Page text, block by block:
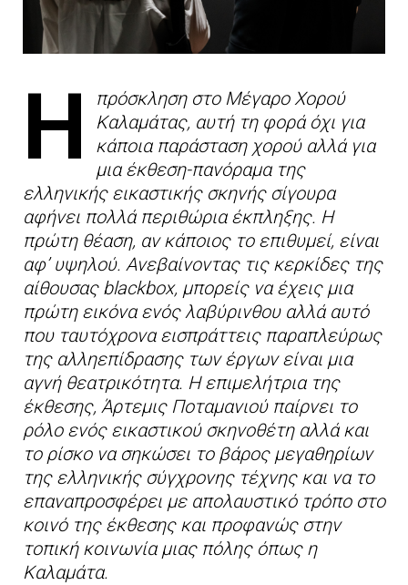
Η
πρόσκληση στο Μέγαρο Χορού
Καλαμάτας, αυτή τη φορά όχι για
κάποια παράσταση χορού αλλά για
μια έκθεση-πανόραμα της
ελληνικής εικαστικής σκηνής σίγουρα
αφήνει πολλά περιθώρια έκπληξης. Η
πρώτη θέαση, αν κάποιος το επιθυμεί, είναι
αφ’ υψηλού. Ανεβαίνοντας τις κερκίδες της
αίθουσας blackbox, μπορείς να έχεις μια
πρώτη εικόνα ενός λαβύρινθου αλλά αυτό
που ταυτόχρονα εισπράττεις παραπλεύρως
της αλληεπίδρασης των έργων είναι μια
αγνή θεατρικότητα. Η επιμελήτρια της
έκθεσης, Άρτεμις Ποταμανιού παίρνει το
ρόλο ενός εικαστικού σκηνοθέτη αλλά και
το ρίσκο να σηκώσει το βάρος μεγαθηρίων
της ελληνικής σύγχρονης τέχνης και να το
επαναπροσφέρει με απολαυστικό τρόπο στο
κοινό της έκθεσης και προφανώς στην
τοπική κοινωνία μιας πόλης όπως η
Καλαμάτα.